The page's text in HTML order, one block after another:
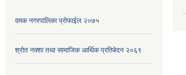
दमक नगरपालिका प्रोफाईल २०७५
श्रोत नक्शा तथा सामाजिक आर्थिक प्रतिबेदन २०६९